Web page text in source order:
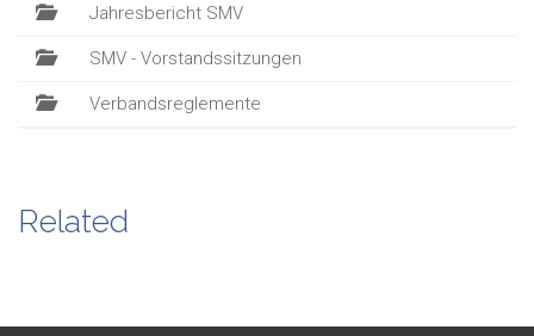
Jahresbericht SMV
SMV - Vorstandssitzungen
Verbandsreglemente
Related